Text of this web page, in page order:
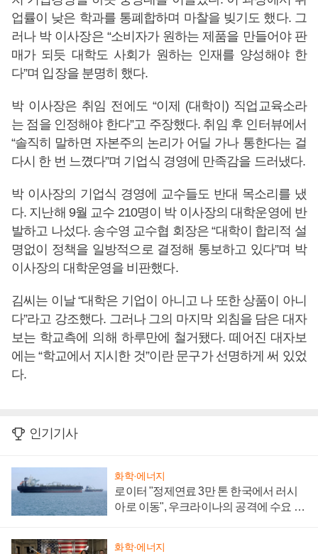
업률이 낮은 학과를 통폐합하며 마찰을 빚기도 했다. 그
러나 박 이사장은 “소비자가 원하는 제품을 만들어야 판
매가 되듯 대학도 사회가 원하는 인재를 양성해야 한
다”며 입장을 분명히 했다.
박 이사장은 취임 전에도 “이제 (대학이) 직업교육소라
는 점을 인정해야 한다”고 주장했다. 취임 후 인터뷰에서
“솔직히 말하면 자본주의 논리가 어딜 가나 통한다는 걸
다시 한 번 느꼈다”며 기업식 경영에 만족감을 드러냈다.
박 이사장의 기업식 경영에 교수들도 반대 목소리를 냈
다. 지난해 9월 교수 210명이 박 이사장의 대학운영에 반
발하고 나섰다. 송수영 교수협 회장은 “대학이 합리적 설
명없이 정책을 일방적으로 결정해 통보하고 있다”며 박
이사장의 대학운영을 비판했다.
김씨는 이날 “대학은 기업이 아니고 나 또한 상품이 아니
다”라고 강조했다. 그러나 그의 마지막 외침을 담은 대자
보는 학교측에 의해 하루만에 철거됐다. 떼어진 대자보
에는 “학교에서 지시한 것”이란 문구가 선명하게 써 있었
다.
인기기사
화학·에너지
로이터 "정제연료 3만 톤 한국에서 러시
아로 이동", 우크라이나의 공격에 수요 늘
화학·에너지